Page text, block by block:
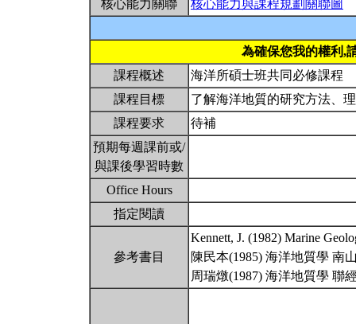
核心能力關聯
核心能力與課程規劃關聯圖
為確保您我的權利,
課程概述
海洋所碩士班共同必修課程
課程目標
了解海洋地質的研究方法、
課程要求
待補
預期每週課前或/
與課後學習時數
Office Hours
指定閱讀
參考書目
Kennett, J. (1982) Marine
陳民本(1985) 海洋地質學 南
周瑞燉(1987) 海洋地質學 聯